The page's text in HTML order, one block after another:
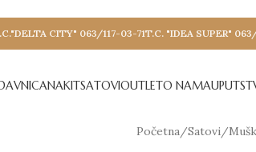
CITY" 063/117-03-71T.C. "IDEA SUPER"
NAKITSATOVIOUTLETO NAMA
Početna/Satovi/